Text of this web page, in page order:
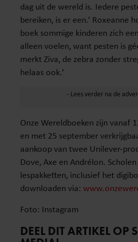
dag uit de wereld is. Iedere
bereiken, is er een.’ Roxeanne
boek sommige kinderen zich
alleen voelen, want pesten is
merkt Ziva, de zebra zonder
helaas ook.’
Onze Wereldboeken zijn vanaf
en met 25 september
aankoop van twee Unilever-
Dove, Axe en Andrélon.
lespakketten, inclusief het
downloaden via:
Foto: Instagram
DEEL DIT ARTIKEL OP